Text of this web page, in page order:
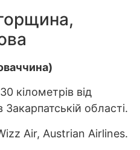
кілометрів від
області.
Air, Austrian Airlines.